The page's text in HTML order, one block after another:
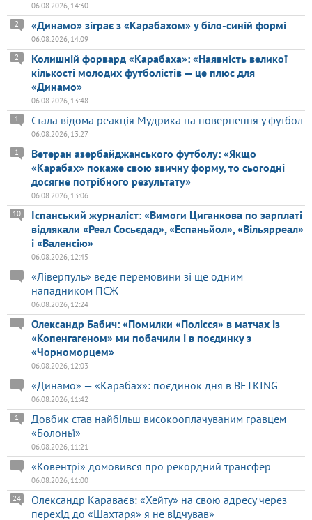
06.08.2026, 14:30
«Динамо» зіграє з «Карабахом» у біло-синій формі
2
06.08.2026, 14:09
Колишній форвард «Карабаха»: «Наявність великої
кількості молодих футболістів — це плюс для
«Динамо»
2
06.08.2026, 13:48
Стала відома реакція Мудрика на повернення у футбол
1
06.08.2026, 13:27
Ветеран азербайджанського футболу: «Якщо
«Карабах» покаже свою звичну форму, то сьогодні
досягне потрібного результату»
1
06.08.2026, 13:06
Іспанський журналіст: «Вимоги Циганкова по зарплаті
відлякали «Реал Сосьєдад», «Еспаньйол», «Вільярреал»
і «Валенсію»
10
06.08.2026, 12:45
«Ліверпуль» веде перемовини зі ще одним
нападником ПСЖ
06.08.2026, 12:24
Олександр Бабич: «Помилки «Полісся» в матчах із
«Копенгагеном» ми побачили і в поєдинку з
«Чорноморцем»
06.08.2026, 12:03
«Динамо» — «Карабах»: поєдинок дня в BETKING
06.08.2026, 11:42
Довбик став найбільш високооплачуваним гравцем
«Болоньї»
1
06.08.2026, 11:21
«Ковентрі» домовився про рекордний трансфер
06.08.2026, 11:00
Олександр Караваєв: «Хейту» на свою адресу через
перехід до «Шахтаря» я не відчував»
24